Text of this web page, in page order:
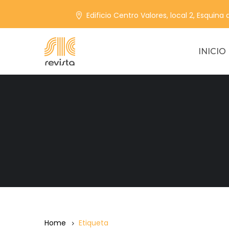
Edificio Centro Valores, local 2, Esquina
INICIO
Home Etiqueta